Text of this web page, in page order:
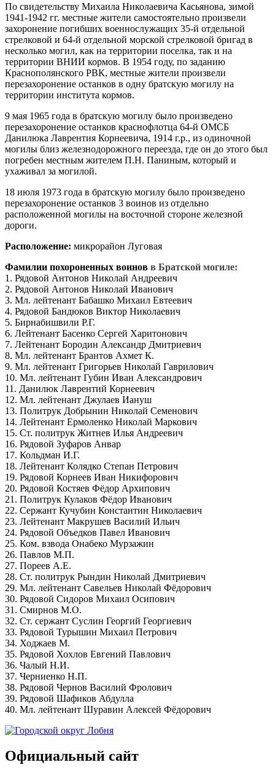
По свидетельству Михаила Николаевича Касьянова, зимой
1941-1942 гг. местные жители самостоятельно произвели
захоронение погибших военнослужащих 35-й отдельной
стрелковой и 64-й отдельной морской стрелковой бригад в
несколько могил, как на территории поселка, так и на
территории ВНИИ кормов. В 1954 году, по заданию
Краснополянского РВК, местные жители произвели
перезахоронение останков в одну братскую могилу на
территории института кормов.
9 мая 1965 года в братскую могилу было произведено
перезахоронение останков краснофлотца 64-й ОМСБ
Данилюка Лаврентия Корнеевича, 1914 г.р., из одиночной
могилы близ железнодорожного переезда, где он до этого был
погребен местным жителем П.Н. Паниным, который и
ухаживал за могилой.
18 июля 1973 года в братскую могилу было произведено
перезахоронение останков 3 воинов из отдельно
расположенной могилы на восточной стороне железной
дороги.
Расположение: микрорайон Луговая
Фамилии похороненных воинов в Братской могиле:
1. Рядовой Антонов Николай Андреевич
2. Рядовой Антонов Николай Иванович
3. Мл. лейтенант Бабашко Михаил Евтеевич
4. Рядовой Бандюков Виктор Николаевич
5. Бирнабишвили Р.Г.
6. Лейтенант Басенко Сергей Харитонович
7. Лейтенант Бородин Александр Дмитриевич
8. Мл. лейтенант Брантов Ахмет К.
9. Мл. лейтенант Григорьев Николай Гаврилович
10. Мл. лейтенант Губин Иван Александрович
11. Данилюк Лаврентий Корнеевич
12. Мл. лейтенант Джулаев Иануш
13. Политрук Добрынин Николай Семенович
14. Лейтенант Ермоленко Николай Маркович
15. Ст. политрук Житнев Илья Андреевич
16. Рядовой Зуфаров Анвар
17. Кольдман И.Г.
18. Лейтенант Колядко Степан Петрович
19. Рядовой Корнеев Иван Никифорович
20. Рядовой Костяев Фёдор Архипович
21. Политрук Кулаков Фёдор Иванович
22. Сержант Кучубин Константин Николаевич
23. Лейтенант Макрушев Василий Ильич
24. Рядовой Объедков Павел Иванович
25. Ком. взвода Онабеко Мурзажин
26. Павлов М.П.
27. Пореев А.Е.
28. Ст. политрук Рындин Николай Дмитриевич
29. Мл. лейтенант Савельев Николай Фёдорович
30. Рядовой Сидоров Михаил Осипович
31. Смирнов М.О.
32. Ст. сержант Суслин Георгий Георгиевич
33. Рядовой Турышин Михаил Петрович
34. Ходжаев М.
35. Рядовой Хохлов Евгений Павлович
36. Чалый Н.И.
37. Черниенко Н.П.
38. Рядовой Чернов Василий Фролович
39. Рядовой Шафиков Абдулла
40. Мл. лейтенант Шуравин Алексей Фёдорович
Официальный сайт